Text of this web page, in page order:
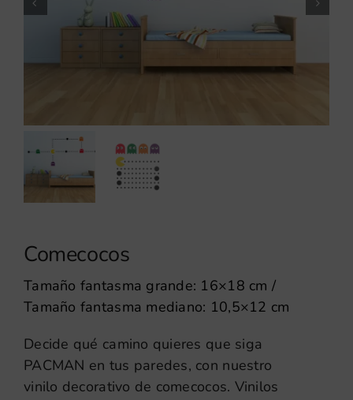
Comecocos
Tamaño fantasma grande: 16×18 cm /
Tamaño fantasma mediano: 10,5×12 cm
Decide qué camino quieres que siga
PACMAN en tus paredes, con nuestro
vinilo decorativo de comecocos. Vinilos